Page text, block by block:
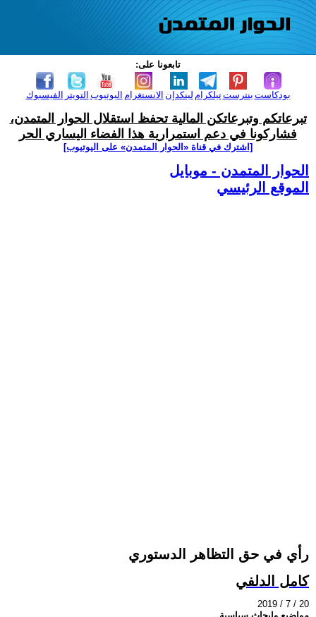
تابعونا على:
الفيسبوك التويتر اليوتيوب الانستغرام لينكدإن تيلكرامبنترست بودكاست
تبرعاتكم وتبرعاتكن المالية تحفظ استقلال الحوار المتمدن،
فشاركونا في دعم استمرارية هذا الفضاء اليساري الحر
[اشترك في قناة ‫«الحوار المتمدن» على اليوتيوب]
الحوار المتمدن - موبايل
الموقع الرئيسي
رأي في حق التظاهر الدستوري
كامل الدلفي
2019 / 7 / 20